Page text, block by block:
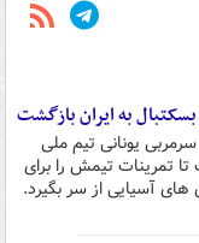
به ایران بازگشت
یونانی تیم ملی
تا تمرینات تیمش را برای
های آسیایی از سر بگیرد.